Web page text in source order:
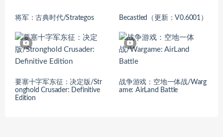
将军：古典时代/Strategos Becastled（更新：V0.6001）
要塞十字军东征：决定版/Str
onghold Crusader: Definitive
Edition
战争游戏：空地一体战/Warg
ame: AirLand Battle